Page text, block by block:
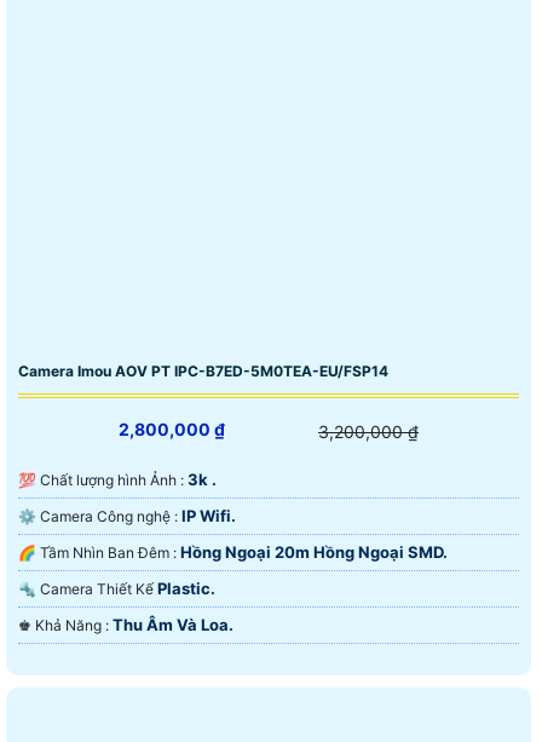
Camera Imou AOV PT IPC-B7ED-5M0TEA-EU/FSP14
2,800,000 ₫ 3,200,000 ₫
💯 Chất lượng hình Ảnh : 3k .
⚙ Camera Công nghệ : IP Wifi.
🌈 Tầm Nhìn Ban Đêm : Hồng Ngoại 20m Hồng Ngoại SMD.
🔩 Camera Thiết Kế Plastic.
️♚ Khả Năng : Thu Âm Và Loa.